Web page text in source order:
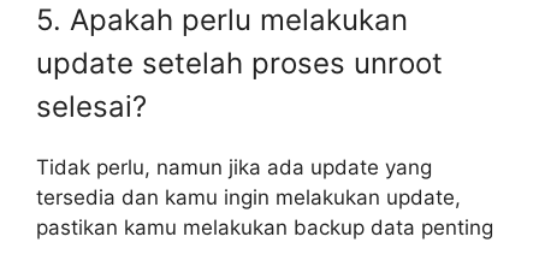
5. Apakah perlu melakukan
update setelah proses unroot
selesai?
Tidak perlu, namun jika ada update yang
tersedia dan kamu ingin melakukan update,
pastikan kamu melakukan backup data penting